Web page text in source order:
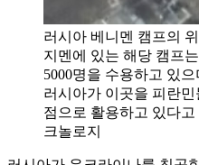
러시아 베니멘 캠프의
지멘에 있는 해당 캠프
5000명을 수용하고 있
러시아가 이곳을 피란
점으로 활용하고 있다고
크놀로지